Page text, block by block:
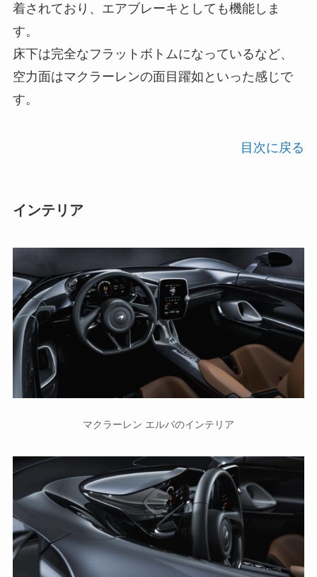
着されており、エアブレーキとしても機能しま
す。
床下は完全なフラットボトムになっているなど、
空力面はマクラーレンの面目躍如といった感じで
す。
目次に戻る
インテリア
マクラーレン エルバのインテリア